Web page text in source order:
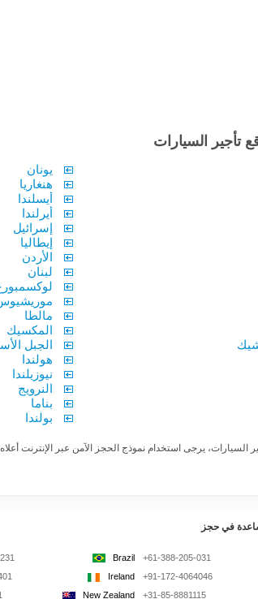
تأجير السيارات
يونان
هنغاريا
أيسلندا
أيرلندا
إسرائيل
إيطاليا
الأردن
لبنان
مالطا
المكسيك
الجبل
هولندا
نيوزيلندا
النرويج
بناما
بولندا
السيارات، يرجى استخدام نموذج الحجز الآمن عبر الإنترنت
+61-388-205-031
Brazil
+91-172-4064046
Ireland
+31-85-8881115
New Zealand